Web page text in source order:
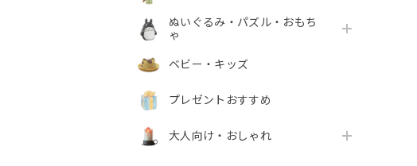
ぬいぐるみ・パズル・おもち
ゃ
ベビー・キッズ
プレゼントおすすめ
大人向け・おしゃれ